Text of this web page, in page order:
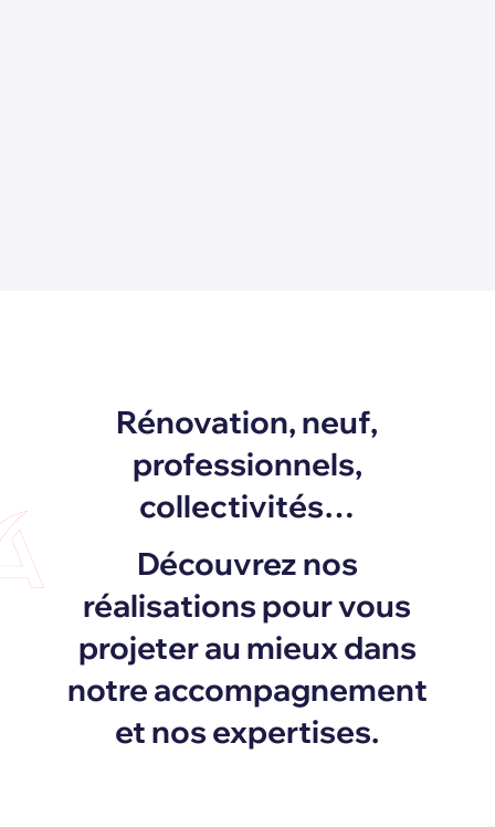
Rénovation, neuf,
professionnels,
collectivités…
Découvrez nos
réalisations pour vous
projeter au mieux dans
notre accompagnement
et nos expertises.